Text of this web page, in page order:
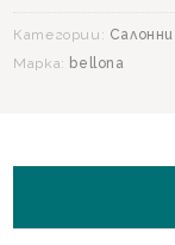
Категории:
Марка: bellona